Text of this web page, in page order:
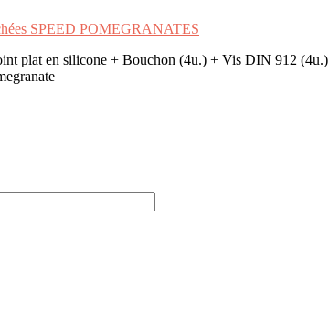
SPEED POMEGRANATES
plat en silicone + Bouchon (4u.) + Vis DIN 912 (4u.)